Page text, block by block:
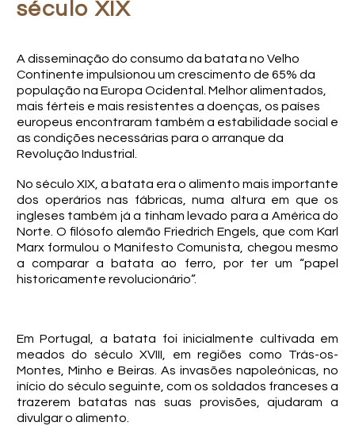
século XIX
A disseminação do consumo da batata no Velho
Continente impulsionou um crescimento de 65% da
população na Europa Ocidental. Melhor alimentados,
mais férteis e mais resistentes a doenças, os países
europeus encontraram também a estabilidade social e
as condições necessárias para o arranque da
Revolução Industrial.
No século XIX, a batata era o alimento mais importante
dos operários nas fábricas, numa altura em que os
ingleses também já a tinham levado para a América do
Norte. O filósofo alemão Friedrich Engels, que com Karl
Marx formulou o Manifesto Comunista, chegou mesmo
a comparar a batata ao ferro, por ter um “papel
historicamente revolucionário”.
Em Portugal, a batata foi inicialmente cultivada em
meados do século XVIII, em regiões como Trás-os-
Montes, Minho e Beiras. As invasões napoleónicas, no
início do século seguinte, com os soldados franceses a
trazerem batatas nas suas provisões, ajudaram a
divulgar o alimento.